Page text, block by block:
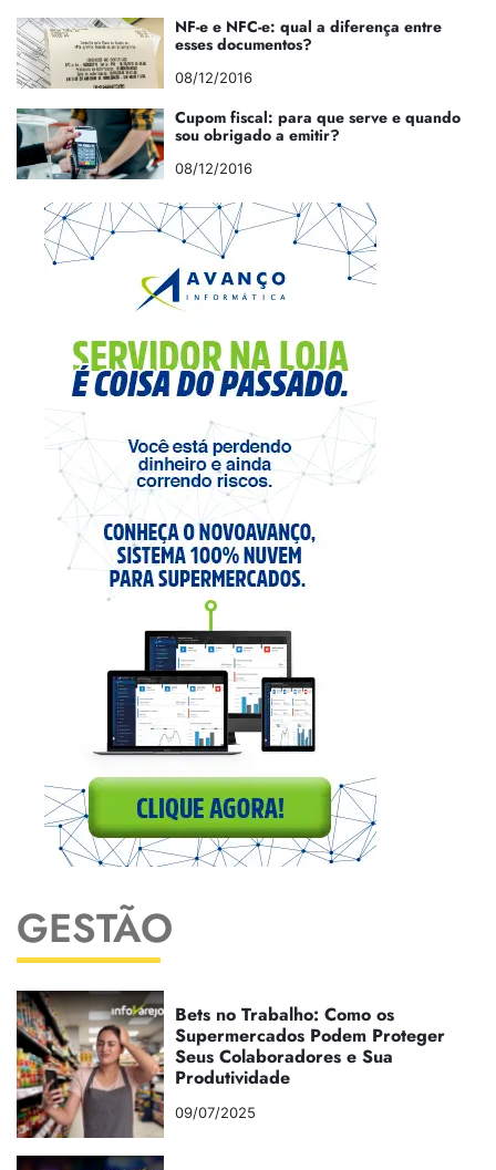
NF-e e NFC-e: qual a diferença entre
esses documentos?
08/12/2016
Cupom fiscal: para que serve e quando
sou obrigado a emitir?
08/12/2016
GESTÃO
Bets no Trabalho: Como os
Supermercados Podem Proteger
Seus Colaboradores e Sua
Produtividade
09/07/2025